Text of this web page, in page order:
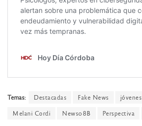
Temas: Destacadas Fake News jóvenes
Melani Cordi
News08B Perspectiva